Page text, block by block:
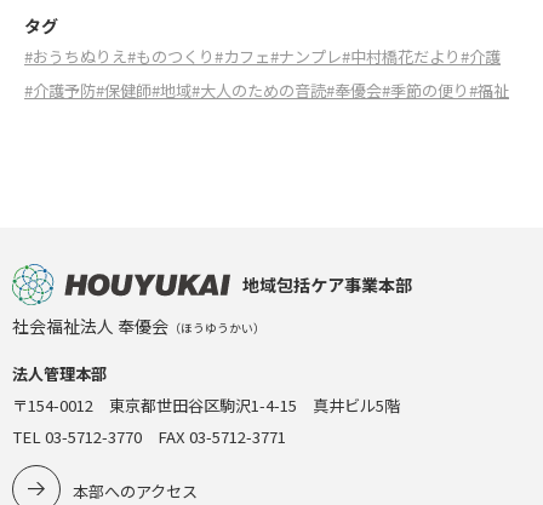
タグ
#おうちぬりえ #ものつくり#カフェ#ナンプレ#中村橋花だより#介護
#介護予防#保健師#地域#大人のための音読#奉優会#季節の便り#福祉
地域包括ケア事業本部
社会福祉法人 奉優会 （ほうゆうかい）
法人管理本部
〒154-0012 東京都世田谷区駒沢1-4-15 真井ビル5階
TEL 03-5712-3770 FAX 03-5712-3771
本部へのアクセス